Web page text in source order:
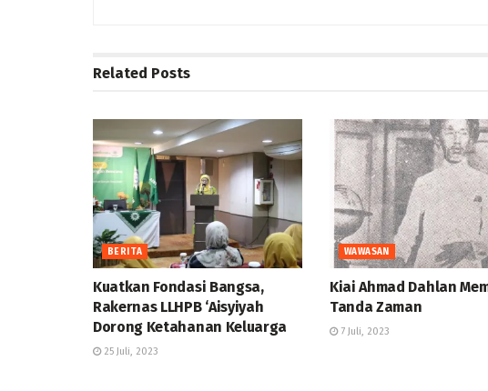
Related Posts
BERITA
Kuatkan Fondasi Bangsa,
Rakernas LLHPB ‘Aisyiyah
Dorong Ketahanan Keluarga
25 Juli, 2023
WAWASAN
Kiai Ahmad Dahlan
Tanda Zaman
7 Juli, 2023